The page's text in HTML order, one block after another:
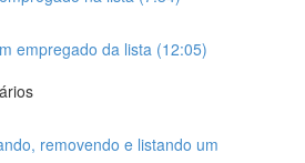
empregado da lista (12:05)
removendo e listando um